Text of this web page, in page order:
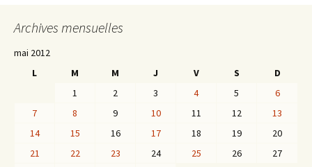
Archives mensuelles
mai 2012
L
M M J V S
D
1
2 3 4 5
6
7
8 9 10 11 12
13
14
15 16 17 18 19
20
21
22 23 24 25 26 27